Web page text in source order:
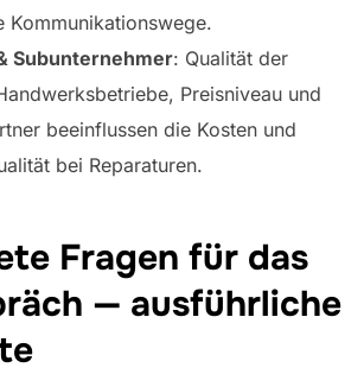
Kommunikationswege.
Subunternehmer: Qualität der
Preisniveau und
beeinflussen die Kosten und
bei Reparaturen.
Fragen für das
— ausführliche